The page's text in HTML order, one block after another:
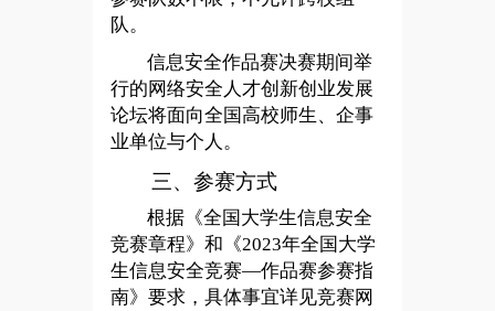
队。
信息安全作品赛决赛期间举
行的网络安全人才创新创业发展
论坛将面向全国高校师生、企事
业单位与个人。
三、参赛方式
根据《全国大学生信息安全
竞赛章程》和《2023年全国大学
生信息安全竞赛—作品赛参赛指
南》要求，具体事宜详见竞赛网